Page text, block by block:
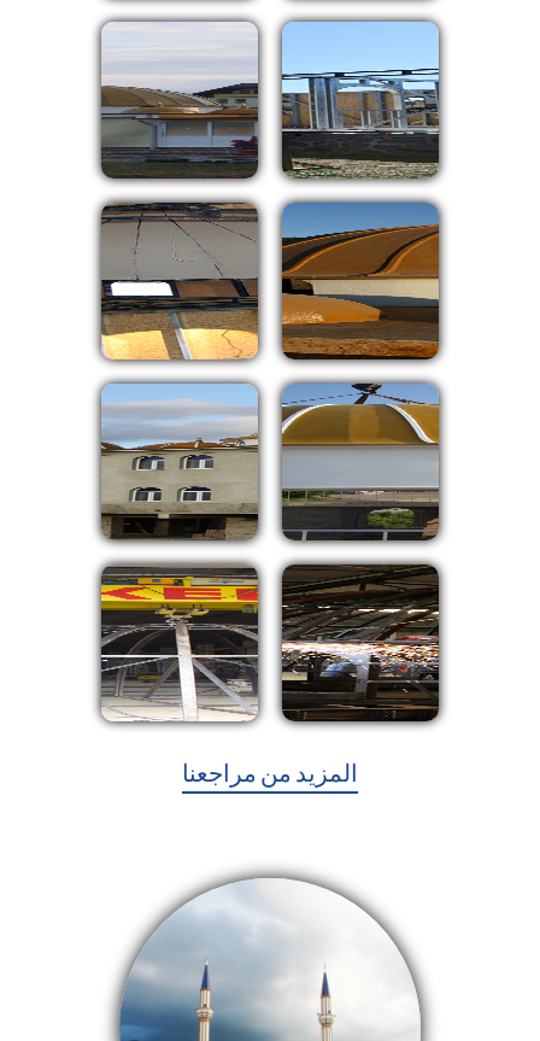
المزيد من مراجعنا
⇦ ⇨
X